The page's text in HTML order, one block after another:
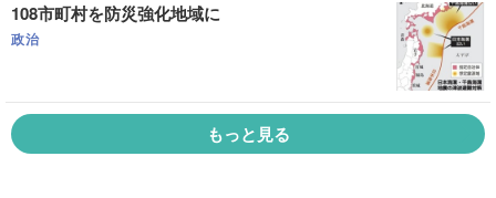
108市町村を防災強化地域に
政治
もっと見る